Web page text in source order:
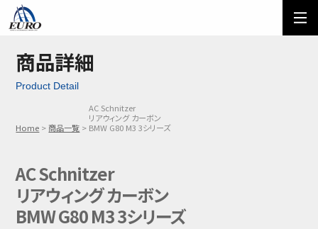
ご利用方法
メール問い合わせ
03-5674-7742
商品詳細
Product Detail
Home 商品一覧
AC Schnitzer
リアウィング カーボン
BMW G80 M3 3シリーズ
AC Schnitzer
リアウィング カーボン
BMW G80 M3 3シリーズ